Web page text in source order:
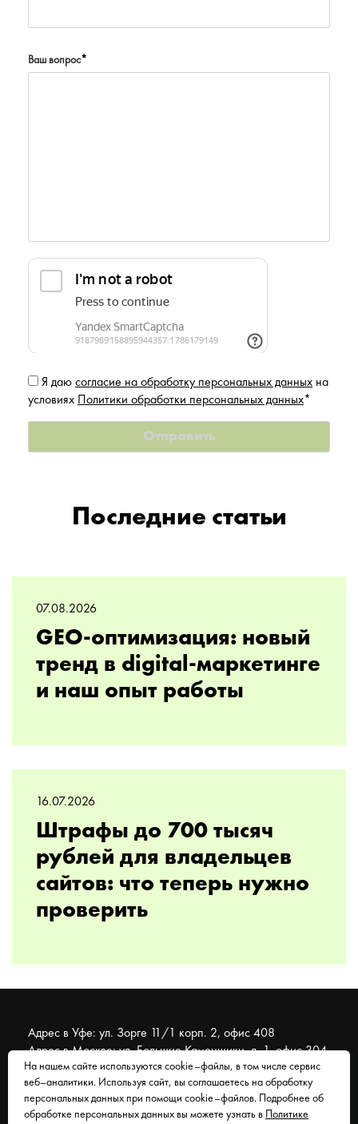
Ваш вопрос*
Я даю согласие на обработку персональных данных на
условиях Политики обработки персональных данных*
Последние статьи
07.08.2026
GEO-оптимизация: новый
тренд в digital-маркетинге
и наш опыт работы
16.07.2026
Штрафы до 700 тысяч
рублей для владельцев
сайтов: что теперь нужно
проверить
Адрес в Уфе: ул. Зорге 11/1 корп. 2, офис 408
Адрес в Москве: ул. Большие Каменщики, д. 1, офис 304
© 2007 - 2026 Муравейник. SEO-продвижение, реклама,
сайты. Находимся в Уфе, работаем со всем миром.
На нашем сайте используются cookie–файлы, в том числе сервис
веб–аналитики. Используя сайт, вы соглашаетесь на обработку
персональных данных при помощи cookie–файлов. Подробнее об
обработке персональных данных вы можете узнать в
Политике